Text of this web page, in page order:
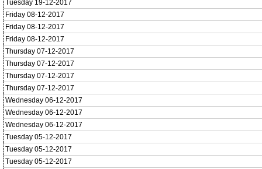
Tuesday 19-12-2017
Friday 08-12-2017
Friday 08-12-2017
Friday 08-12-2017
Thursday 07-12-2017
Thursday 07-12-2017
Thursday 07-12-2017
Thursday 07-12-2017
Wednesday 06-12-2017
Wednesday 06-12-2017
Wednesday 06-12-2017
Tuesday 05-12-2017
Tuesday 05-12-2017
Tuesday 05-12-2017